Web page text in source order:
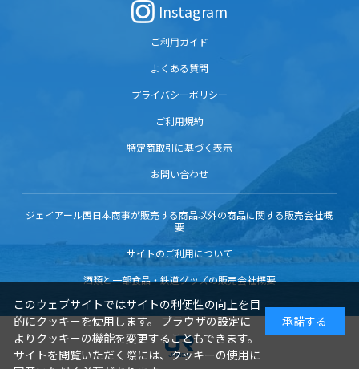
Instagram
ご利用ガイド
よくある質問
プライバシーポリシー
ご利用規約
特定商取引に基づく表示
お問い合わせ
ジェイアール西日本商事が販売する商品以外の商品に関する販売会社概
要
サイトのご利用について
酒類と一部食品・鉄道グッズの販売会社概要
このウェブサイトではサイトの利便性の向上を目
的にクッキーを使用します。 ブラウザの設定に
よりクッキーの機能を変更することもできます。
サイトを閲覧いただく際には、クッキーの使用に
承諾する